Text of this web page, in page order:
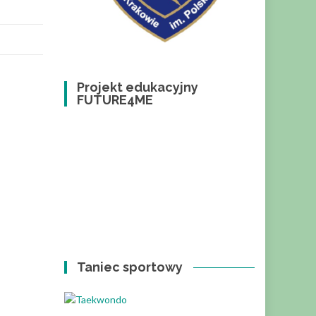
Projekt edukacyjny
FUTURE4ME
Taniec sportowy